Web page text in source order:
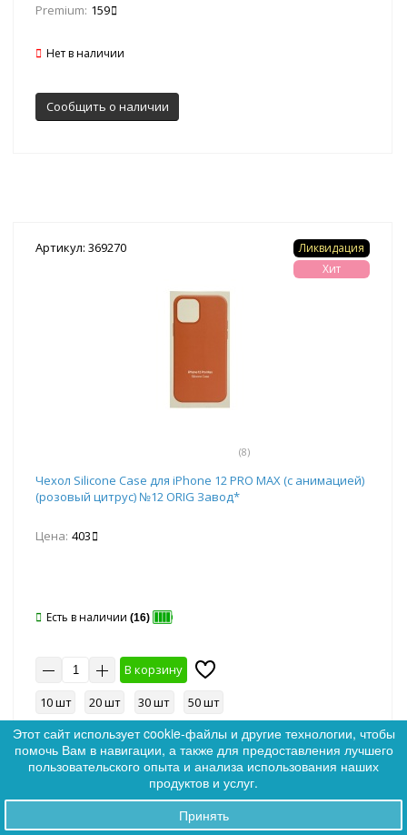
0
Premium: 159
Нет в наличии
Сообщить о наличии
Артикул: 369270
(8)
Ликвидация
Хит
Чехол Silicone Case для iPhone 12 PRO MAX (с анимацией)
(розовый цитрус) №12 ORIG Завод*
Цена: 403
Есть в наличии (16)
В корзину
10 шт
20 шт 30 шт 50 шт
Этот сайт использует cookie-файлы и другие технологии, чтобы
помочь Вам в навигации, а также для предоставления лучшего
пользовательского опыта и анализа использования наших
продуктов и услуг.
Принять